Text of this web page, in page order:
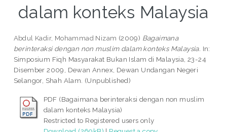
dalam konteks Malaysia
Abdul Kadir, Mohammad Nizam (2009) Bagaimana
berinteraksi dengan non muslim dalam konteks Malaysia. In:
Simposium Fiqh Masyarakat Bukan Islam di Malaysia, 23-24
Disember 2009, Dewan Annex, Dewan Undangan Negeri
Selangor, Shah Alam. (Unpublished)
PDF (Bagaimana berinteraksi dengan non muslim
dalam konteks Malaysia)
Restricted to Registered users only